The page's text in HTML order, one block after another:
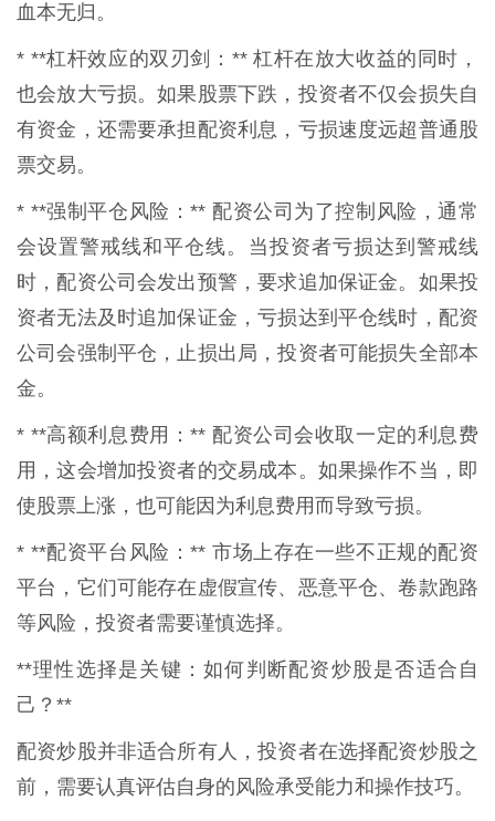
血本无归。
* **杠杆效应的双刃剑：** 杠杆在放大收益的同时，
也会放大亏损。如果股票下跌，投资者不仅会损失自
有资金，还需要承担配资利息，亏损速度远超普通股
票交易。
* **强制平仓风险：** 配资公司为了控制风险，通常
会设置警戒线和平仓线。当投资者亏损达到警戒线
时，配资公司会发出预警，要求追加保证金。如果投
资者无法及时追加保证金，亏损达到平仓线时，配资
公司会强制平仓，止损出局，投资者可能损失全部本
金。
* **高额利息费用：** 配资公司会收取一定的利息费
用，这会增加投资者的交易成本。如果操作不当，即
使股票上涨，也可能因为利息费用而导致亏损。
* **配资平台风险：** 市场上存在一些不正规的配资
平台，它们可能存在虚假宣传、恶意平仓、卷款跑路
等风险，投资者需要谨慎选择。
**理性选择是关键：如何判断配资炒股是否适合自
己？**
配资炒股并非适合所有人，投资者在选择配资炒股之
前，需要认真评估自身的风险承受能力和操作技巧。